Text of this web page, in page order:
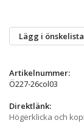
Lägg i önskelista
Artikelnummer:
Ö227-26col03
Direktlänk:
Högerklicka och